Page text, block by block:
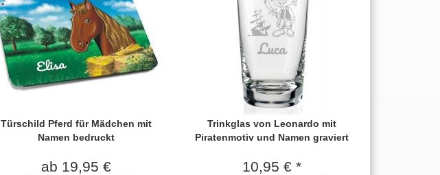
Türschild Pferd für Mädchen mit
Namen bedruckt
ab 19,95 €
Trinkglas von Leonardo mit
Piratenmotiv und Namen graviert
10,95 € *